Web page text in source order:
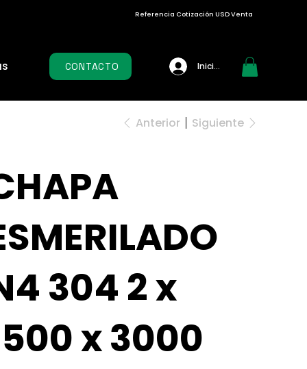
Referencia Cotización USD Venta
CONTACTO Iniciar sesión
Anterior Siguiente
304 2 x
x 3000